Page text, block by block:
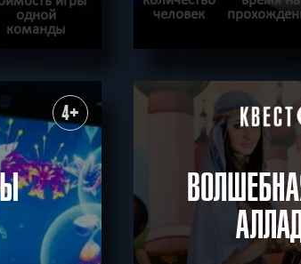
одной
команды
человек
ХОЧУ ПРОЙТИ |
4+